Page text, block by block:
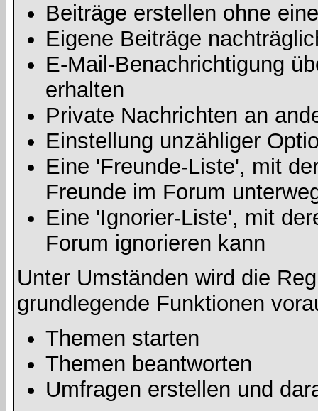
Beiträge erstellen ohne
Eigene Beiträge
E-Mail-Benachrichtigung
erhalten
Private Nachrichten an
Einstellung unzähliger
Eine 'Freunde-Liste', mit
Freunde im Forum
Eine 'Ignorier-Liste', mit
Forum ignorieren kann
Unter Umständen wird die
grundlegende Funktionen
Themen starten
Themen beantworten
Umfragen erstellen und